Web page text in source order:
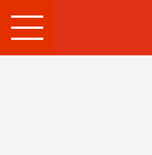
Ouvrir
le